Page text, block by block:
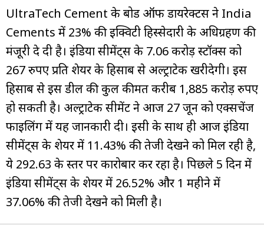
UltraTech Cement के बोर्ड ऑफ डायरेक्टर्स ने India
Cements में 23% की इक्विटी हिस्सेदारी के अधिग्रहण की
मंजूरी दे दी है। इंडिया सीमेंट्स के 7.06 करोड़ स्टॉक्स को
267 रुपए प्रति शेयर के हिसाब से अल्ट्राटेक खरीदेगी। इस
हिसाब से इस डील की कुल कीमत करीब 1,885 करोड़ रुपए
हो सकती है। अल्ट्राटेक सीमेंट ने आज 27 जून को एक्सचेंज
फाइलिंग में यह जानकारी दी। इसी के साथ ही आज इंडिया
सीमेंट्स के शेयर में 11.43% की तेजी देखने को मिल रही है,
ये 292.63 के स्तर पर कारोबार कर रहा है। पिछले 5 दिन में
इंडिया सीमेंट्स के शेयर में 26.52% और 1 महीने में
37.06% की तेजी देखने को मिली है।